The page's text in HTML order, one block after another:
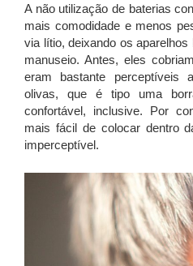
A não utilização de baterias
mais comodidade e menos
via lítio, deixando os
manuseio. Antes, eles
eram bastante perceptíveis
olivas, que é tipo uma
confortável, inclusive. Por
mais fácil de colocar dentro
imperceptível.